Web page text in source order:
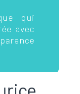
qui
avec